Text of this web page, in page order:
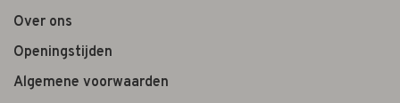
Over ons
Openingstijden
Algemene voorwaarden